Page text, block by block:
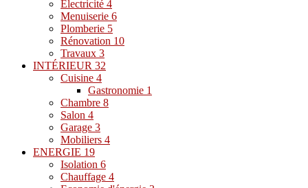
Électricité 4
Menuiserie 6
Plomberie 5
Rénovation 10
Travaux 3
INTÉRIEUR 32
Cuisine 4
Gastronomie 1
Chambre 8
Salon 4
Garage 3
Mobiliers 4
ENERGIE 19
Isolation 6
Chauffage 4